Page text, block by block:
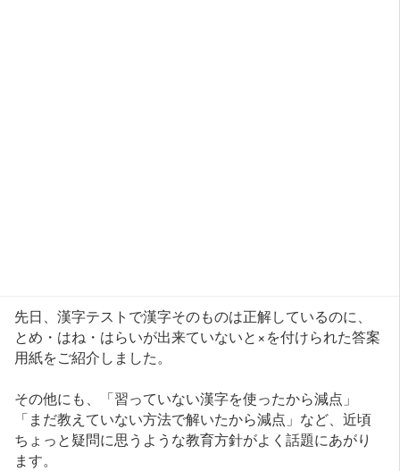
先日、漢字テストで漢字そのものは正解しているのに、
とめ・はね・はらいが出来ていないと×を付けられた答案
用紙をご紹介しました。
その他にも、「習っていない漢字を使ったから減点」
「まだ教えていない方法で解いたから減点」など、近頃
ちょっと疑問に思うような教育方針がよく話題にあがり
ます。